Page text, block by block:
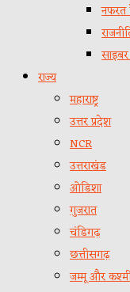
नफरत
राज्य
महाराष्ट्र
उत्तर प्रदेश
NCR
उत्तराखंड
ओडिशा
गुजरात
चंडिगढ़
छत्तीसगढ़
जम्मू और